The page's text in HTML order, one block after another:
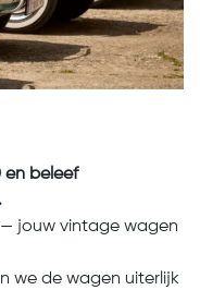
en beleef
jouw vintage wagen
we de wagen uiterlijk